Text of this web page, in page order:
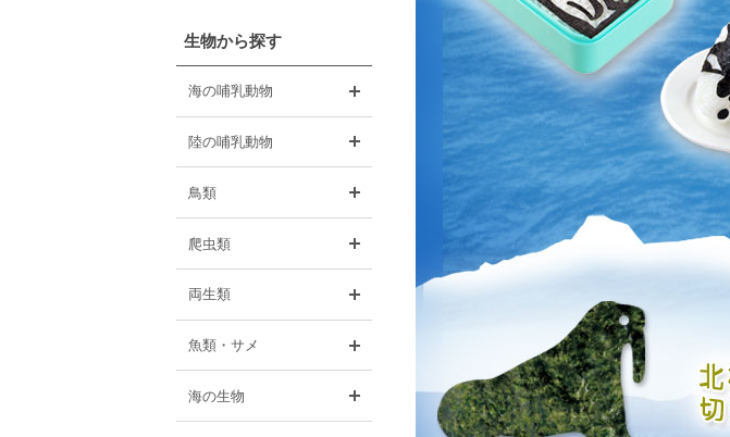
生物から探す
海の哺乳動物
陸の哺乳動物
鳥類
爬虫類
両生類
魚類・サメ
海の生物